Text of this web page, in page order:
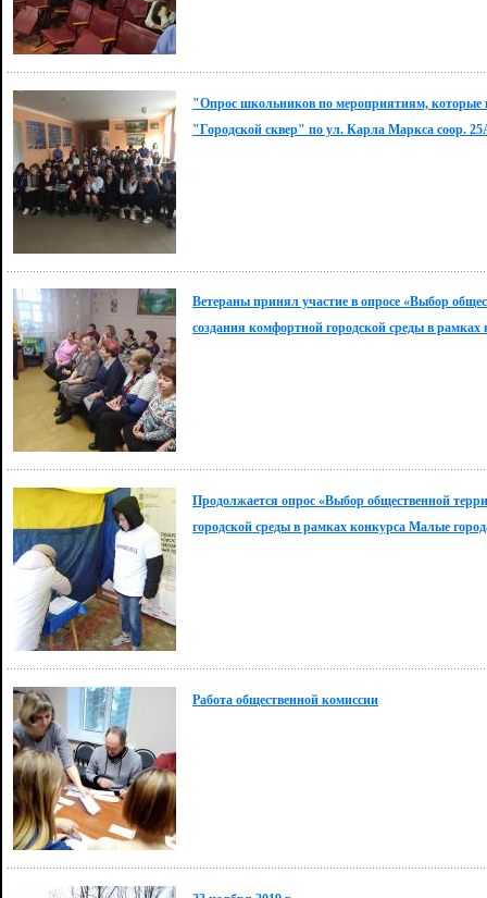
"Опрос школьников по мероприятиям, которые
"Городской сквер" по ул. Карла Маркса соор.
Ветераны принял участие в опросе «Выбор
создания комфортной городской среды в
Продолжается опрос «Выбор общественной
городской среды в рамках конкурса Малые
Работа общественной комиссии